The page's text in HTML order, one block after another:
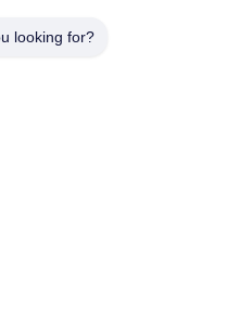
looking for?